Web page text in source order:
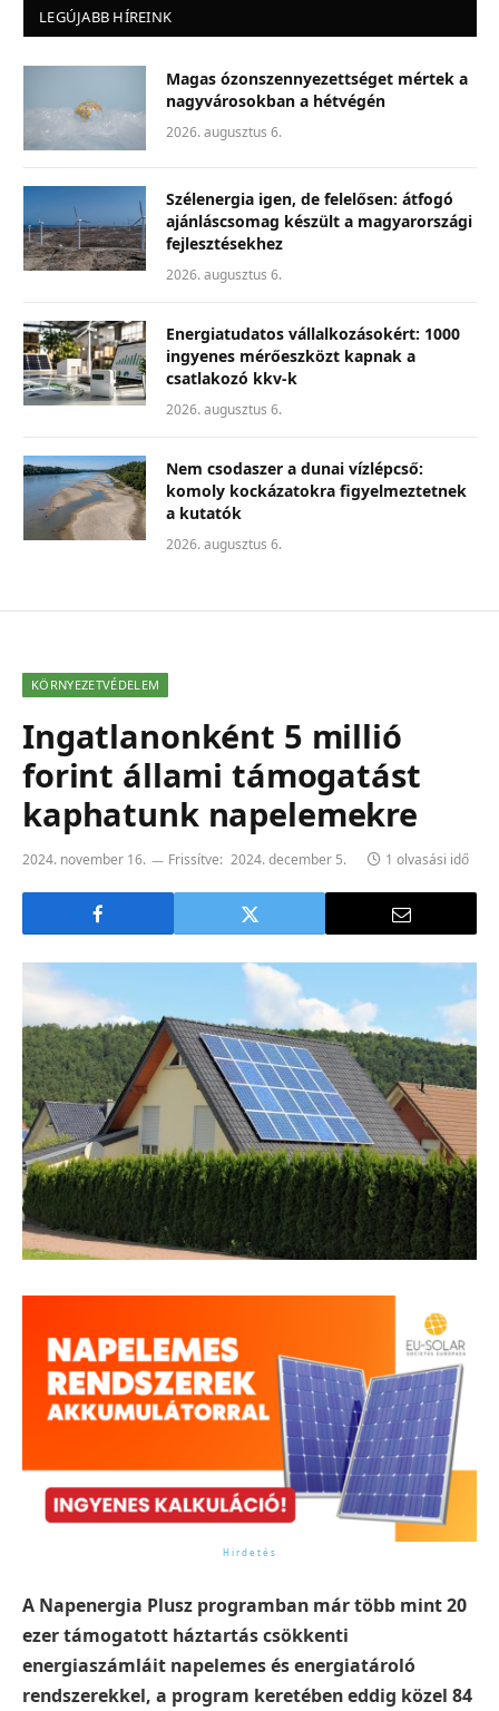
LEGÚJABB HÍREINK
Magas ózonszennyezettséget mértek a
nagyvárosokban a hétvégén
2026. augusztus 6.
Szélenergia igen, de felelősen: átfogó
ajánláscsomag készült a magyarországi
fejlesztésekhez
2026. augusztus 6.
Energiatudatos vállalkozásokért: 1000
ingyenes mérőeszközt kapnak a
csatlakozó kkv-k
2026. augusztus 6.
Nem csodaszer a dunai vízlépcső:
komoly kockázatokra figyelmeztetnek
a kutatók
2026. augusztus 6.
KÖRNYEZETVÉDELEM
Ingatlanonként 5 millió
forint állami támogatást
kaphatunk napelemekre
2024. november 16. Frissítve: 2024. december 5. 1 olvasási idő
A Napenergia Plusz programban már több mint 20
ezer támogatott háztartás csökkenti
energiaszámláit napelemes és energiatároló
rendszerekkel, a program keretében eddig közel 84